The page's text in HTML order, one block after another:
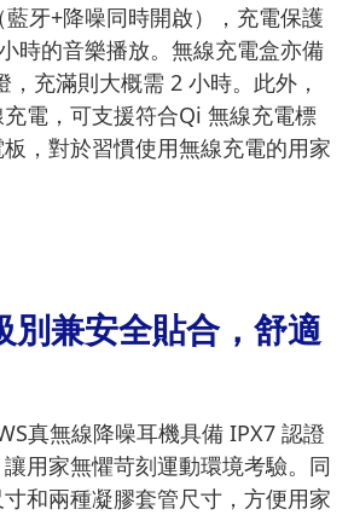
牙+降噪同時開啟），充電保護
時的音樂播放。無線充電盒亦備
，充滿則大概需 2 小時。此外，
電，可支援符合Qi 無線充電標
，對於習慣使用無線充電的用家
別兼安全貼合，舒適
真無線降噪耳機具備 IPX7 認證
用家無懼苛刻運動環境考驗。同
和兩種凝膠套管尺寸，方便用家